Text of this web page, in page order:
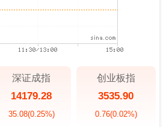
深证成指
14179.28
35.08(0.25%)
创业板指
3535.90
0.76(0.02%)